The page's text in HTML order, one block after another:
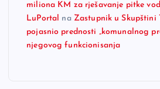
miliona KM za rješavanje pitke
LuPortal na Zastupnik u Skupštini
pojasnio prednosti „komunalnog
njegovog funkcionisanja